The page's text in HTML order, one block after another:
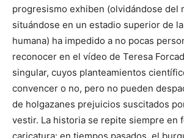
progresismo exhiben (olvidándose del
situándose en un estadio superior de
humana) ha impedido a no pocas
reconocer en el vídeo de Teresa
singular, cuyos planteamientos
convencer o no, pero no pueden
de holgazanes prejuicios suscitados
vestir. La historia se repite siempre en